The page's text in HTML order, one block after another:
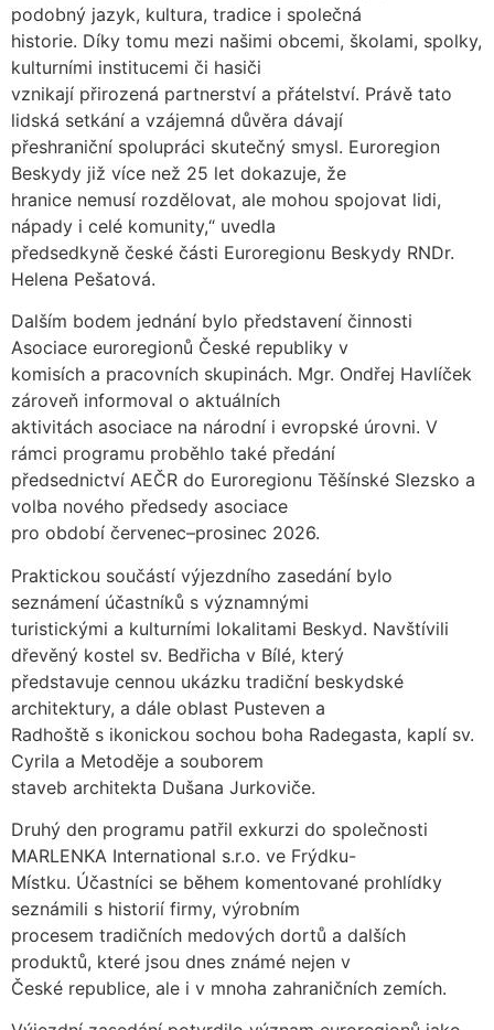
podobný jazyk, kultura, tradice i společná
historie. Díky tomu mezi našimi obcemi, školami, spolky,
kulturními institucemi či hasiči
vznikají přirozená partnerství a přátelství. Právě tato
lidská setkání a vzájemná důvěra dávají
přeshraniční spolupráci skutečný smysl. Euroregion
Beskydy již více než 25 let dokazuje, že
hranice nemusí rozdělovat, ale mohou spojovat lidi,
nápady i celé komunity,“ uvedla
předsedkyně české části Euroregionu Beskydy RNDr.
Helena Pešatová.
Dalším bodem jednání bylo představení činnosti
Asociace euroregionů České republiky v
komisích a pracovních skupinách. Mgr. Ondřej Havlíček
zároveň informoval o aktuálních
aktivitách asociace na národní i evropské úrovni. V
rámci programu proběhlo také předání
předsednictví AEČR do Euroregionu Těšínské Slezsko a
volba nového předsedy asociace
pro období červenec–prosinec 2026.
Praktickou součástí výjezdního zasedání bylo
seznámení účastníků s významnými
turistickými a kulturními lokalitami Beskyd. Navštívili
dřevěný kostel sv. Bedřicha v Bílé, který
představuje cennou ukázku tradiční beskydské
architektury, a dále oblast Pusteven a
Radhoště s ikonickou sochou boha Radegasta, kaplí sv.
Cyrila a Metoděje a souborem
staveb architekta Dušana Jurkoviče.
Druhý den programu patřil exkurzi do společnosti
MARLENKA International s.r.o. ve Frýdku-
Místku. Účastníci se během komentované prohlídky
seznámili s historií firmy, výrobním
procesem tradičních medových dortů a dalších
produktů, které jsou dnes známé nejen v
České republice, ale i v mnoha zahraničních zemích.